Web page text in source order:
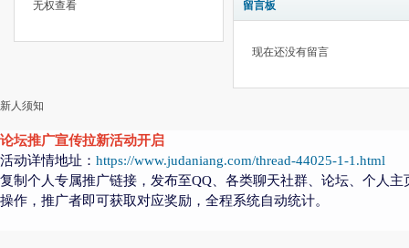
无权查看 留言板
现在还没有留言
新人须知
论坛推广宣传拉新活动开启
活动详情地址： https://www.judaniang.com/thread-44025-1-1.html
复制个人专属推广链接，发布至QQ、各类聊天社群、论坛、个人
操作，推广者即可获取对应奖励，全程系统自动统计。